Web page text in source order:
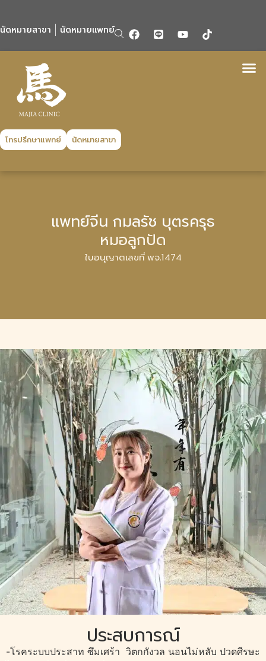
นัดหมายสาขา นัดหมายแพทย์
โทรปรึกษาแพทย์ นัดหมายสาขา
แพทย์จีน กมลรัช บุตรครุธ
หมอลูกปัด
ใบอนุญาตเลขที่ พจ.1474
ประสบการณ์
-โรคระบบประสาท ซึมเศร้า วิตกกังวล นอนไม่หลับ ปวดศีรษะ